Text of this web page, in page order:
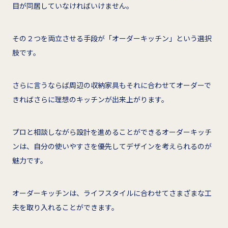
目が同居していなければいけません。
その２つを両立させる手段が「オーダーキッチン」という選択
肢です。
さらに言うならば周辺の収納家具もそれに合わせてオーダーで
きればさらに理想のキッチンが出来上がります。
プロと相談しながら設計を進めることができるオーダーキッチ
ンは、自分の使いやすさを優先してデザインを考えられるのが
魅力です。
オーダーキッチンは、ライフスタイルに合わせてさまざまな工
夫を取り入れることができます。